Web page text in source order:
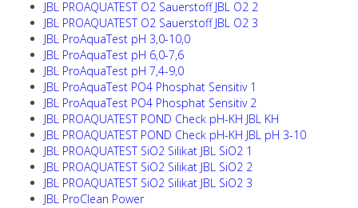
JBL PROAQUATEST O2 Sauerstoff JBL O2 2
JBL PROAQUATEST O2 Sauerstoff JBL O2 3
JBL ProAquaTest pH 3,0-10,0
JBL ProAquaTest pH 6,0-7,6
JBL ProAquaTest pH 7,4-9,0
JBL ProAquaTest PO4 Phosphat Sensitiv 1
JBL ProAquaTest PO4 Phosphat Sensitiv 2
JBL PROAQUATEST POND Check pH-KH JBL KH
JBL PROAQUATEST POND Check pH-KH JBL pH 3-10
JBL PROAQUATEST SiO2 Silikat JBL SiO2 1
JBL PROAQUATEST SiO2 Silikat JBL SiO2 2
JBL PROAQUATEST SiO2 Silikat JBL SiO2 3
JBL ProClean Power